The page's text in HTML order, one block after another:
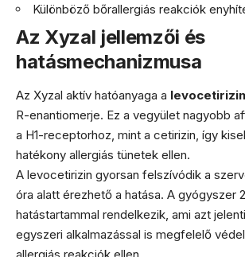
Különböző bőrallergiás reakciók
Az Xyzal jellemzői és
hatásmechanizmusa
Az Xyzal aktív hatóanyaga a levocetirizin
R-enantiomerje. Ez a vegyület nagyobb
a H1-receptorhoz, mint a cetirizin, így
hatékony allergiás tünetek ellen.
A levocetirizin gyorsan felszívódik a
óra alatt érezhető a hatása. A gyógyszer
hatástartammal rendelkezik, ami azt
egyszeri alkalmazással is megfelelő